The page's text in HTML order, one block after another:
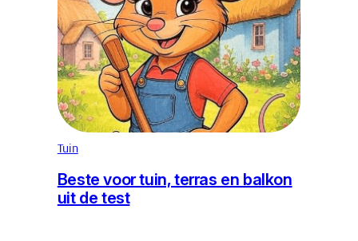
Tuin
Beste voor tuin, terras en balkon
uit de test